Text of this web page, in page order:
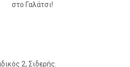
στο Γαλάτσι!
2, Σιδερής.